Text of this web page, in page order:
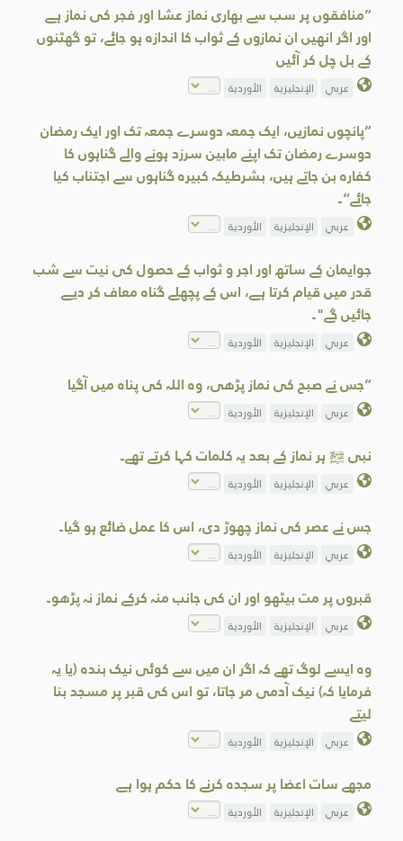
”منافقوں پر سب سے بھاری نماز عشا اور فجر کی نماز ہے
اور اگر انھیں ان نمازوں کے ثواب کا اندازہ ہو جائے، تو گھٹنوں
کے بل چل کر آئيں
عربي الإنجليزية الأوردية
”پانچوں نمازیں، ایک جمعہ دوسرے جمعہ تک اور ایک رمضان
دوسرے رمضان تک اپنے مابین سرزد ہونے والے گناہوں کا
کفارہ بن جاتے ہیں، بشرطیکہ کبیرہ گناہوں سے اجتناب کیا
جائے“۔
عربي الإنجليزية الأوردية
جوایمان کے ساتھ اور اجر و ثواب کے حصول کی نیت سے شب
قدر میں قیام کرتا ہے، اس کے پچھلے گناہ معاف کر دیے
جائیں گے"۔
عربي الإنجليزية الأوردية
”جس نے صبح کی نماز پڑھی، وہ اللہ کی پناہ میں آگیا
عربي الإنجليزية الأوردية
نبی ﷺ ہر نماز کے بعد یہ کلمات کہا کرتے تھے۔
عربي الإنجليزية الأوردية
جس نے عصر کی نماز چھوڑ دی، اس کا عمل ضا‏ئع ہو گیا۔
عربي الإنجليزية الأوردية
قبروں پر مت بیٹھو اور ان کی جانب منہ کرکے نماز نہ پڑھو۔
عربي الإنجليزية الأوردية
وہ ایسے لوگ تھے کہ اگر ان میں سے کوئی نیک بندہ (یا یہ
فرمایا کہ) نیک آدمی مر جاتا، تو اس کی قبر پر مسجد بنا
لیتے
عربي الإنجليزية الأوردية
مجھے سات اعضا پر سجدہ کرنے کا حکم ہوا ہے
عربي الإنجليزية الأوردية